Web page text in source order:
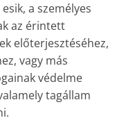
a személyes
az érintett
előterjesztéséhez,
vagy más
védelme
tagállam